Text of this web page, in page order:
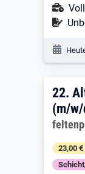
22.
22.
(m/
23,00